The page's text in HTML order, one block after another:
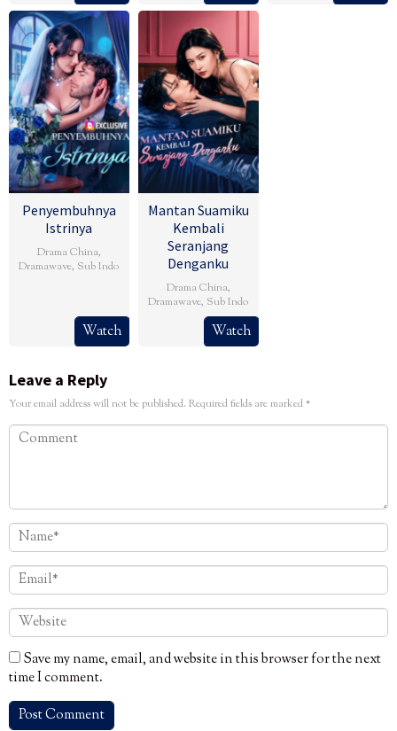
Penyembuhnya
Istrinya
Drama China,
Dramawave, Sub Indo
Watch
Mantan Suamiku
Kembali
Seranjang
Denganku
Drama China,
Dramawave, Sub Indo
Watch
Leave a Reply
Your email address will not be published. Required fields are marked*
Save my name, email, and website in this browser for the next
time I comment.